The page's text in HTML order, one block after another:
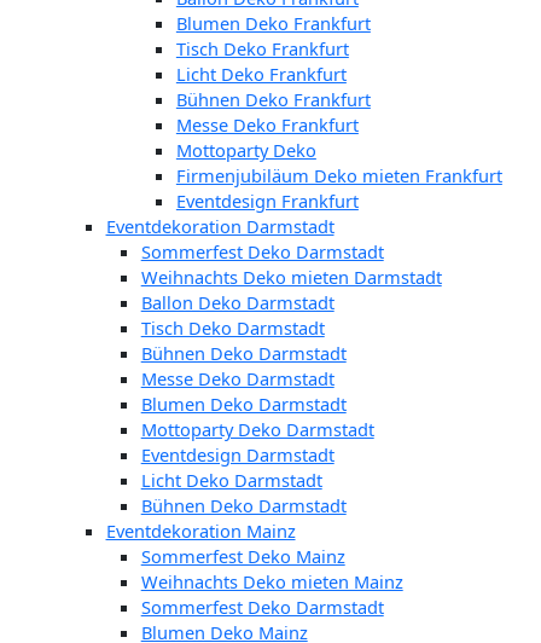
Blumen Deko Frankfurt
Tisch Deko Frankfurt
Licht Deko Frankfurt
Bühnen Deko Frankfurt
Messe Deko Frankfurt
Mottoparty Deko
Firmenjubiläum Deko mieten Frankfurt
Eventdesign Frankfurt
Eventdekoration Darmstadt
Sommerfest Deko Darmstadt
Weihnachts Deko mieten Darmstadt
Ballon Deko Darmstadt
Tisch Deko Darmstadt
Bühnen Deko Darmstadt
Messe Deko Darmstadt
Blumen Deko Darmstadt
Mottoparty Deko Darmstadt
Eventdesign Darmstadt
Licht Deko Darmstadt
Bühnen Deko Darmstadt
Eventdekoration Mainz
Sommerfest Deko Mainz
Weihnachts Deko mieten Mainz
Sommerfest Deko Darmstadt
Blumen Deko Mainz